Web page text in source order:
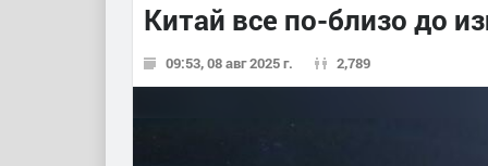
Китай все по-близо до
09:53, 08 авг 2025 г. 2,789